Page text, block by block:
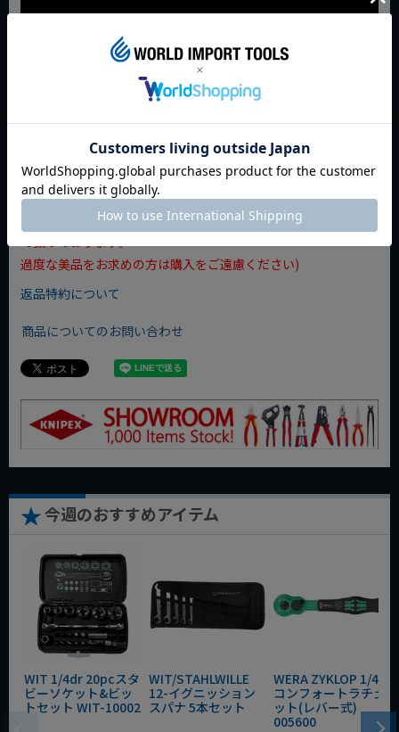
弊社の取り扱いである並行輸入品(Snap-on)につきましては、
永久保証等の保証は御座いません。予めご了承ください。
（並行輸入の為、商品自体に細かな傷・汚れなどがついている
場合もございますが、当店が使用上問題がない場合は良品とし
過度な美品をお求めの方は購入をご遠慮ください)
返品特約について
商品についてのお問い合わせ
今週のおすすめアイテム
WIT 1/4dr 20pcスタ
ビーソケット&ビッ
トセット WIT-10002
WIT/STAHLWILLE
12-イグニッション
スパナ 5本セット
WERA ZYKLOP 1/4"
コンフォートラチェ
ット(レバー式)
005600